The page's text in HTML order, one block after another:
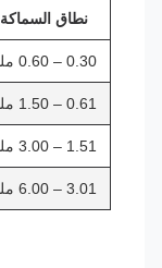
نطاق السماكة
0.30 – 0.60 ملم
0.61 – 1.50 ملم
1.51 – 3.00 ملم
3.01 – 6.00 ملم